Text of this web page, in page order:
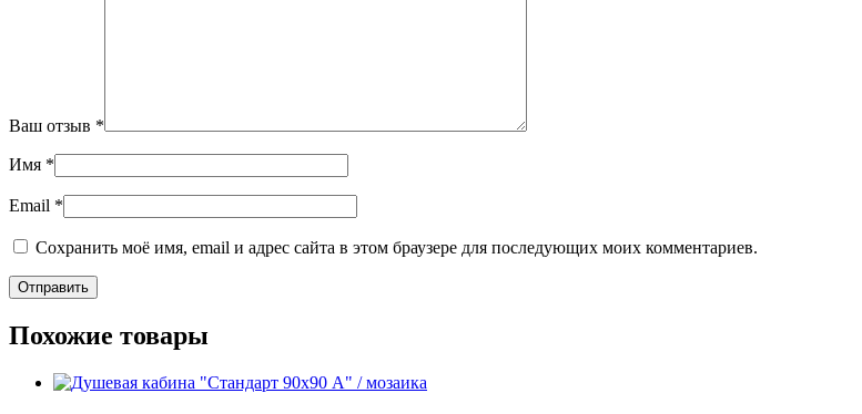
Ваш отзыв *
Имя *
Email *
Сохранить моё имя, email и адрес сайта в этом браузере для последующих моих комментариев.
Похожие товары